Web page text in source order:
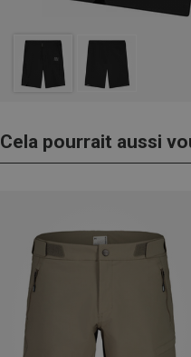
Cela pourrait aussi